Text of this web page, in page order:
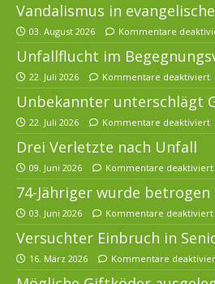
Vandalismus in
03. August 2026 Kommentare
Unfallflucht im
22. Juli 2026 Kommentare deaktiviert
Unbekannter unterschlägt
22. Juli 2026 Kommentare deaktiviert
Drei Verletzte nach Unfall
09. Juni 2026 Kommentare deaktiviert
74-Jähriger wurde betrogen
03. Juni 2026 Kommentare deaktiviert
Versuchter Einbruch in
16. März 2026 Kommentare